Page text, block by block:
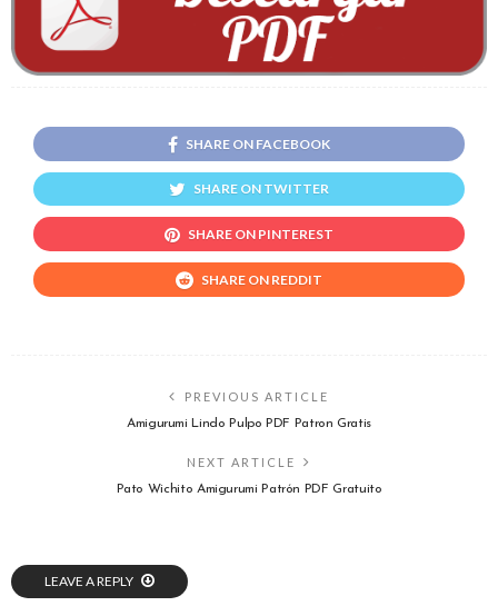
SHARE ON FACEBOOK
SHARE ON TWITTER
SHARE ON PINTEREST
SHARE ON REDDIT
PREVIOUS ARTICLE
Amigurumi Lindo Pulpo PDF Patron Gratis
NEXT ARTICLE
Pato Wichito Amigurumi Patrón PDF Gratuito
LEAVE A REPLY